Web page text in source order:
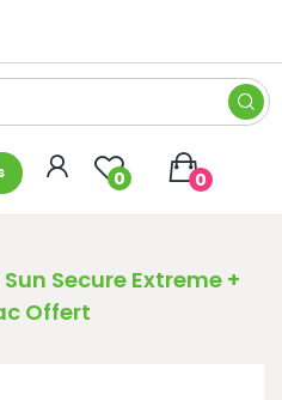
0 0
Secure Extreme +
Offert